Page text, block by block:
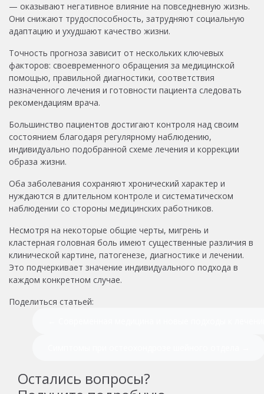
— оказывают негативное влияние на повседневную жизнь.
Они снижают трудоспособность, затрудняют социальную
адаптацию и ухудшают качество жизни.
Точность прогноза зависит от нескольких ключевых
факторов: своевременного обращения за медицинской
помощью, правильной диагностики, соответствия
назначенного лечения и готовности пациента следовать
рекомендациям врача.
Большинство пациентов достигают контроля над своим
состоянием благодаря регулярному наблюдению,
индивидуально подобранной схеме лечения и коррекции
образа жизни.
Оба заболевания сохраняют хронический характер и
нуждаются в длительном контроле и систематическом
наблюдении со стороны медицинских работников.
Несмотря на некоторые общие черты, мигрень и
кластерная головная боль имеют существенные различия в
клинической картине, патогенезе, диагностике и лечении.
Это подчеркивает значение индивидуального подхода в
каждом конкретном случае.
Поделиться статьей:
Остались вопросы?